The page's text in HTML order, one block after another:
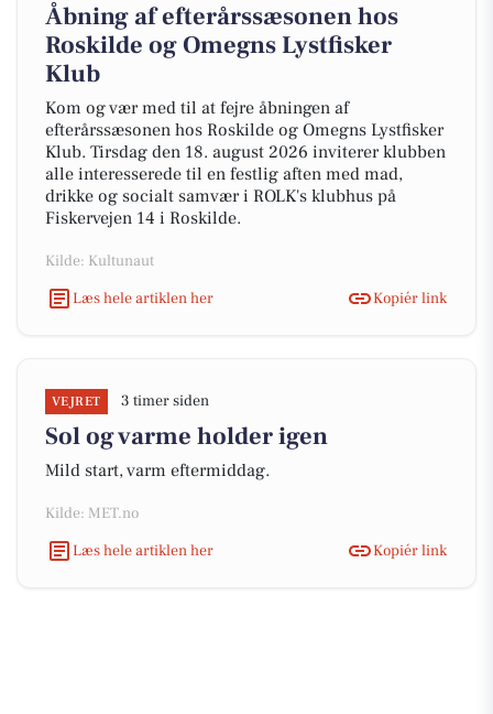
Åbning af efterårssæsonen hos
Roskilde og Omegns Lystfisker
Klub
Kom og vær med til at fejre åbningen af
efterårssæsonen hos Roskilde og Omegns Lystfisker
Klub. Tirsdag den 18. august 2026 inviterer klubben
alle interesserede til en festlig aften med mad,
drikke og socialt samvær i ROLK's klubhus på
Fiskervejen 14 i Roskilde.
Kilde: Kultunaut
Læs hele artiklen her
Kopiér link
VEJRET 3 timer siden
Sol og varme holder igen
Mild start, varm eftermiddag.
Kilde: MET.no
Læs hele artiklen her
Kopiér link